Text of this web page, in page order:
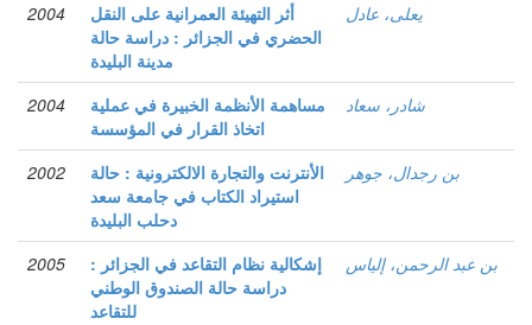
2004
أثر التهيئة العمرانية على النقل
الحضري في الجزائر : دراسة حالة
مدينة البليدة
يعلى، عادل
2004
مساهمة الأنظمة الخبيرة في عملية
اتخاذ القرار في المؤسسة
شادر، سعاد
2002
الأنترنت والتجارة الالكترونية : حالة
استيراد الكتاب في جامعة سعد
دحلب البليدة
بن رجدال، جوهر
2005
إشكالية نظام التقاعد في الجزائر :
دراسة حالة الصندوق الوطني
للتقاعد
بن عبد الرحمن، إلياس